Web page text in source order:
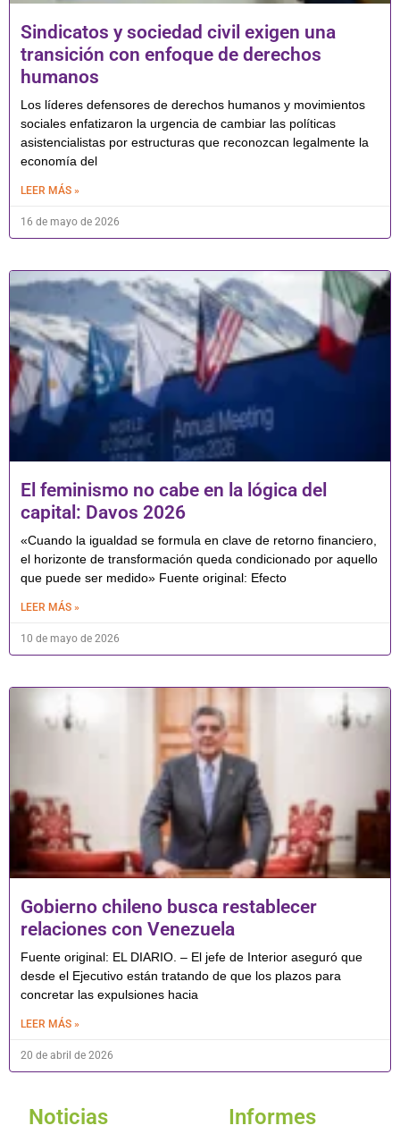
Sindicatos y sociedad civil exigen una
transición con enfoque de derechos
humanos
Los líderes defensores de derechos humanos y movimientos
sociales enfatizaron la urgencia de cambiar las políticas
asistencialistas por estructuras que reconozcan legalmente la
economía del
LEER MÁS »
16 de mayo de 2026
El feminismo no cabe en la lógica del
capital: Davos 2026
«Cuando la igualdad se formula en clave de retorno financiero,
el horizonte de transformación queda condicionado por aquello
que puede ser medido» Fuente original: Efecto
LEER MÁS »
10 de mayo de 2026
Gobierno chileno busca restablecer
relaciones con Venezuela
Fuente original: EL DIARIO. – El jefe de Interior aseguró que
desde el Ejecutivo están tratando de que los plazos para
concretar las expulsiones hacia
LEER MÁS »
20 de abril de 2026
Noticias Informes